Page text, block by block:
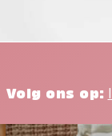
Volg ons op: